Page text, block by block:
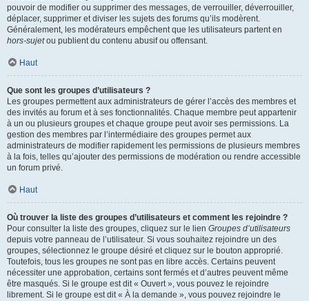
pouvoir de modifier ou supprimer des messages, de verrouiller, déverrouiller,
déplacer, supprimer et diviser les sujets des forums qu’ils modèrent.
Généralement, les modérateurs empêchent que les utilisateurs partent en
hors-sujetou publient du contenu abusif ou offensant.
Haut
Que sont les groupes d’utilisateurs ?
Les groupes permettent aux administrateurs de gérer l’accès des membres et
des invités au forum et à ses fonctionnalités. Chaque membre peut appartenir
à un ou plusieurs groupes et chaque groupe peut avoir ses permissions. La
gestion des membres par l’intermédiaire des groupes permet aux
administrateurs de modifier rapidement les permissions de plusieurs membres
à la fois, telles qu’ajouter des permissions de modération ou rendre accessible
un forum privé.
Haut
Où trouver la liste des groupes d’utilisateurs et comment les rejoindre ?
Pour consulter la liste des groupes, cliquez sur le lien Groupes d’utilisateurs
depuis votre panneau de l’utilisateur. Si vous souhaitez rejoindre un des
groupes, sélectionnez le groupe désiré et cliquez sur le bouton approprié.
Toutefois, tous les groupes ne sont pas en libre accès. Certains peuvent
nécessiter une approbation, certains sont fermés et d’autres peuvent même
être masqués. Si le groupe est dit « Ouvert », vous pouvez le rejoindre
librement. Si le groupe est dit « À la demande », vous pouvez rejoindre le